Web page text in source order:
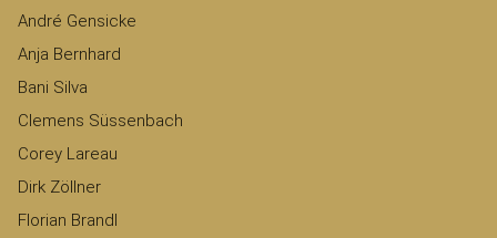
André Gensicke
Anja Bernhard
Bani Silva
Clemens Süssenbach
Corey Lareau
Dirk Zöllner
Florian Brandl